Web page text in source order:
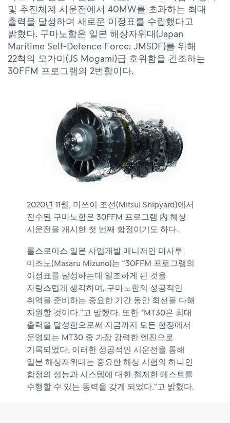
빈,
성
공
적
으
로
및 추진체계 시운전에서 40MW를 초과하는 최대
출력을 달성하며 새로운 이정표를 수립했다고
밝혔다. 구마노함은 일본 해상자위대(Japan
Maritime Self-Defence Force: JMSDF)를 위해
22척의
모가미(JS Mogami)급 호위함을 건조하는
30FFM 프로그램의 2번함이다.
2020년 11월, 미쓰이 조선(Mitsui Shipyard)에서
진수된 구마노함은 30FFM 프로그램 內 해상
시운전을 개시한 첫 번째 함정이기도 하다.
롤스로이스 일본 사업개발 매니저인
마사루
미즈노(Masaru Mizuno)는 “30FFM 프로그램의
이정표를 달성하는데 일조하게 된 것을
자랑스럽게
생각하며, 구마노함의 성공적인
취역을 준비하는 중요한 기간 동안 최선을 다해
지원할 것이다.”고 말했다. 또한 “MT30은 최대
출력을 달성함으로써 지금까지 모든 함정에서
운영되는 MT30 중 가장 강력한 엔진으로
기록되었다. 이러한 성공적인 시운전을 통해
일본 해상자위대는 중요한 해상 시험의 하나인
함정의 성능과 시스템에 대한 철저한 테스트를
수행할 수 있는 동력을 갖게 되었다.”고 밝혔다.